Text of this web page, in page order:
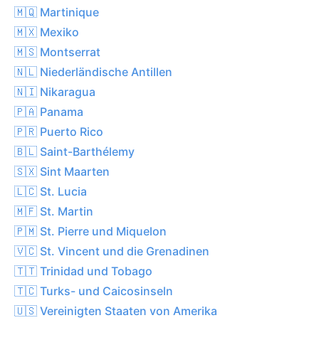
🇲🇶 Martinique
🇲🇽 Mexiko
🇲🇸 Montserrat
🇳🇱 Niederländische Antillen
🇳🇮 Nikaragua
🇵🇦 Panama
🇵🇷 Puerto Rico
🇧🇱 Saint-Barthélemy
🇸🇽 Sint Maarten
🇱🇨 St. Lucia
🇲🇫 St. Martin
🇵🇲 St. Pierre und Miquelon
🇻🇨 St. Vincent und die Grenadinen
🇹🇹 Trinidad und Tobago
🇹🇨 Turks- und Caicosinseln
🇺🇸 Vereinigten Staaten von Amerika